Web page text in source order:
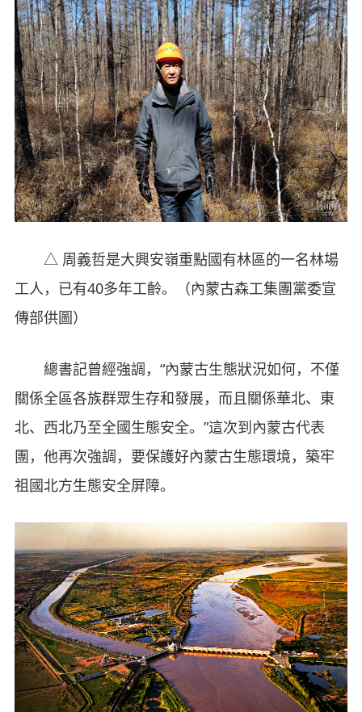
△ 周義哲是大興安嶺重點國有林區的一名林場
工人，已有40多年工齡。（內蒙古森工集團黨委宣
傳部供圖）
總書記曾經強調，“內蒙古生態狀況如何，不僅
關係全區各族群眾生存和發展，而且關係華北、東
北、西北乃至全國生態安全。”這次到內蒙古代表
團，他再次強調，要保護好內蒙古生態環境，築牢
祖國北方生態安全屏障。